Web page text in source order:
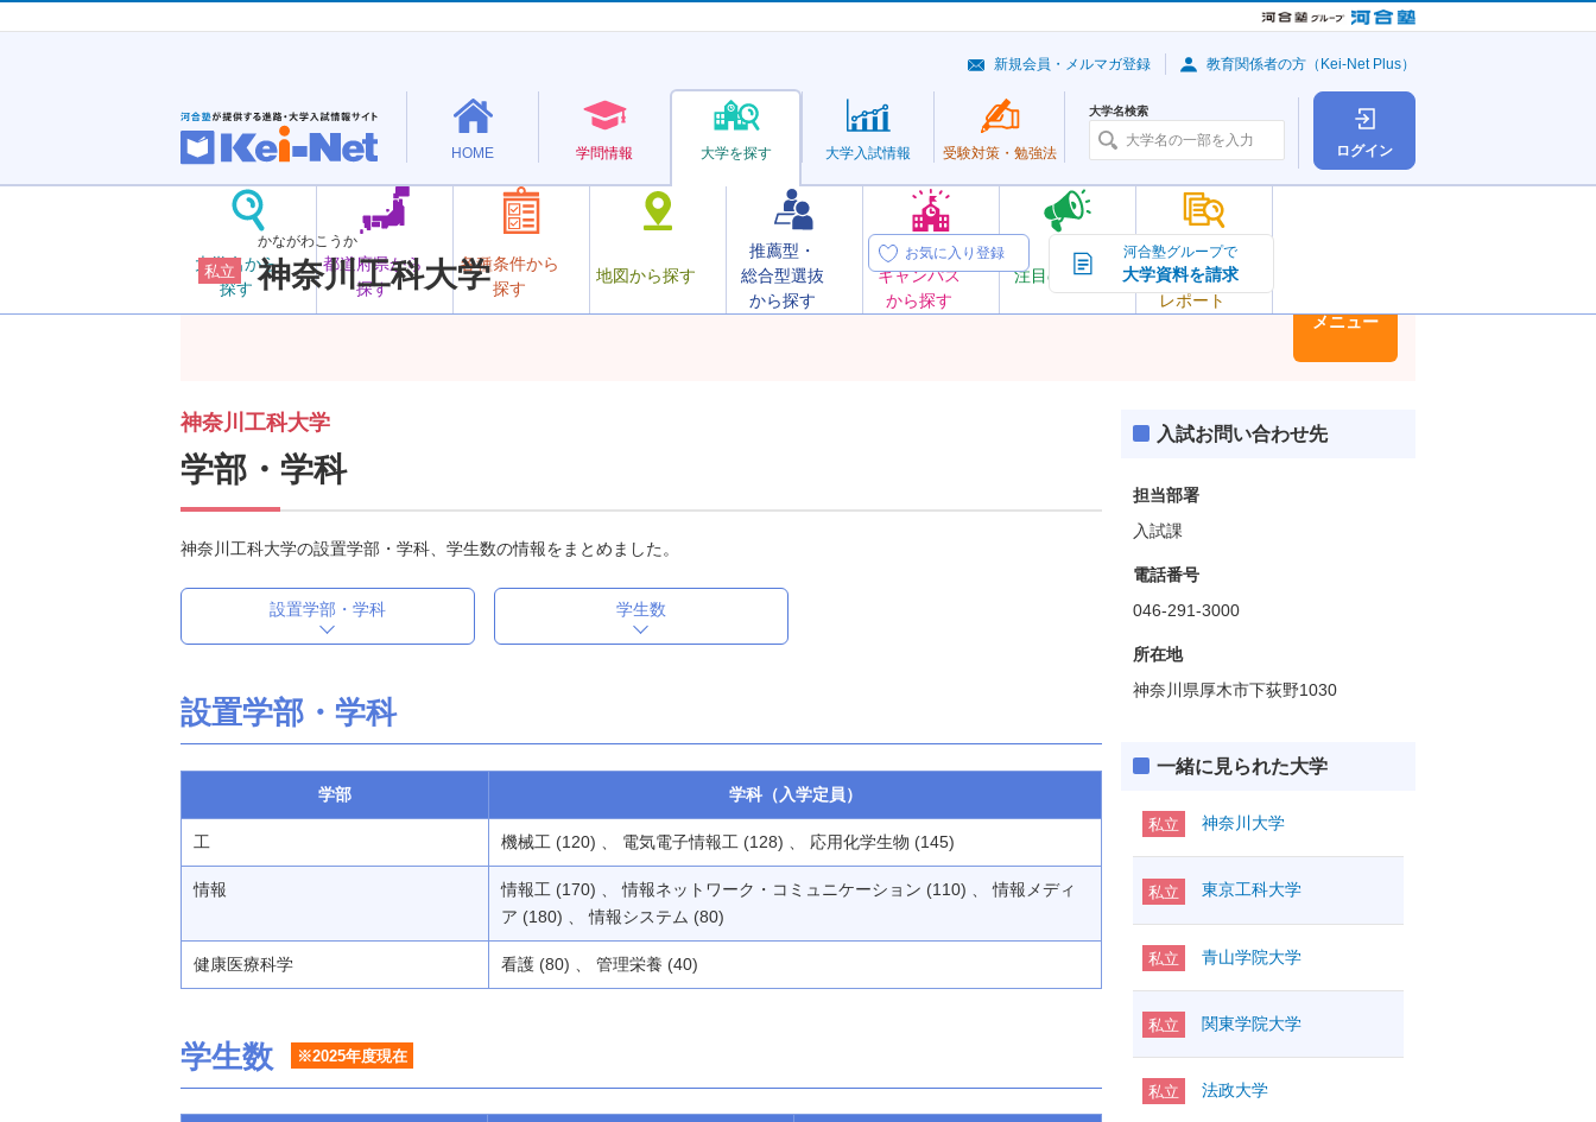
ログイン
HOME 学問情報 大学を探す
大学名から
探す
都道府県から
探す
各種条件から
探す
地図から探す
推薦型・
総合型選抜
から探す
オープン
キャンパス
から探す
注目の大学
大学の今
トピック＆
レポート
大学入試情報 受験対策・ 勉強法
大学名検索
新規会員・メルマガ登録 教育関係者の方（Kei-Net Plus）
私立
かながわこうか
神奈川工科大学
お気に入り登録 河合塾グループで
大学資料を請求
メニュー
神奈川工科大学
学部・学科
神奈川工科大学の設置学部・学科、学生数の情報をまとめました。
設置学部・学科 学生数
設置学部・学科
学部 学科（入学定員）
工 機械工 (120) 、 電気電子情報工 (128) 、 応用化学生物 (145)
情報
情報工 (170) 、 情報ネットワーク・コミュニケーション (110) 、 情報メディ
ア (180) 、 情報システム (80)
健康医療科学 看護 (80) 、 管理栄養 (40)
学生数 ※2025年度現在
入試お問い合わせ先
担当部署
入試課
電話番号
046-291-3000
所在地
神奈川県厚木市下荻野1030
一緒に見られた大学
私立 神奈川大学
私立 東京工科大学
私立 青山学院大学
私立 関東学院大学
私立 法政大学